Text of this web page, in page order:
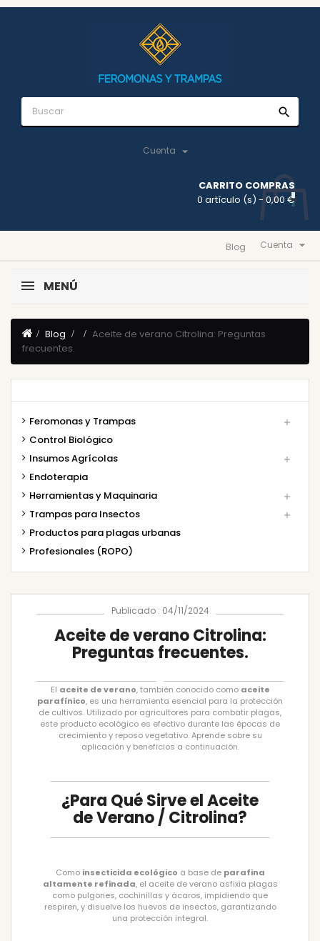
search
Cuenta 
CARRITO COMPRAS
0 artículo (s) - 0,00 €
Cuenta 
Blog
MENÚ
Blog
Aceite de verano Citrolina: Preguntas
frecuentes.
Feromonas y Trampas 
Control Biológico
Insumos Agrícolas

Endoterapia
Herramientas y Maquinaria

Trampas para Insectos 
Productos para plagas urbanas
Profesionales (ROPO)
Publicado : 04/11/2024
Aceite de verano Citrolina:
Preguntas frecuentes.
El aceite de verano, también conocido como aceite
parafínico, es una herramienta esencial para la protección
de cultivos. Utilizado por agricultores para combatir plagas,
este producto ecológico es efectivo durante las épocas de
crecimiento y reposo vegetativo. Aprende sobre su
aplicación y beneficios a continuación.
¿Para Qué Sirve el Aceite
de Verano / Citrolina?
Como insecticida ecológico a base de parafina
altamente refinada, el aceite de verano asfixia plagas
como pulgones, cochinillas y ácaros, impidiendo que
respiren, y disuelve los huevos de insectos, garantizando
una protección integral.